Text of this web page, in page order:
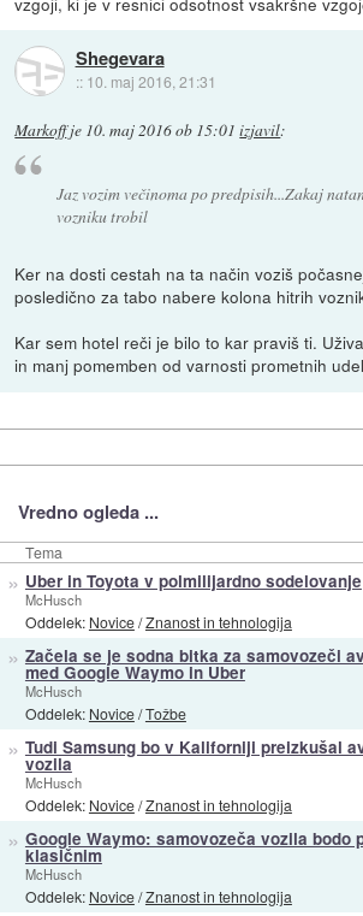
Shegevara
:: 10. maj 2016, 21:31
Markoffje 10. maj 2016 ob 15:01 izjavil:
Jaz vozim večinoma po predpisih...Zakaj
vozniku trobil
Ker na dosti cestah na ta način voziš
posledično za tabo nabere kolona hitrih
Kar sem hotel reči je bilo to kar praviš ti.
in manj pomemben od varnosti prometnih
Vredno ogleda ...
Tema
» Uber in Toyota v polmilijardno sodelovanje
McHusch
Oddelek: Novice/Znanost in tehnologija
» Začela se je sodna bitka za samovozeči
med Google Waymo in Uber
McHusch
Oddelek: Novice/Tožbe
» Tudi Samsung bo v Kaliforniji preizkušal
vozila
McHusch
Oddelek: Novice/Znanost in tehnologija
» Google Waymo: samovozeča vozila bodo
klasičnim
McHusch
Oddelek: Novice/Znanost in tehnologija